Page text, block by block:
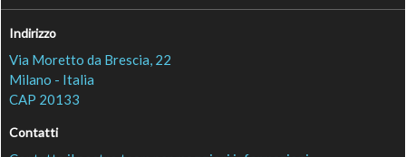
Indirizzo
Via Moretto da Brescia, 22
Milano - Italia
CAP 20133
Contatti